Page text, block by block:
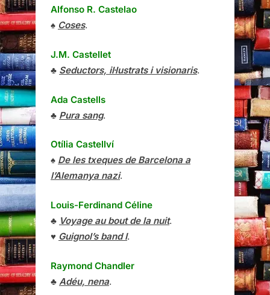
Alfonso R. Castelao
♠ Coses.
J.M. Castellet
♣ Seductors, il·lustrats i visionaris.
Ada Castells
♣ Pura sang.
Otília Castellví
♠ De les txeques de Barcelona a
l’Alemanya nazi.
Louis-Ferdinand Céline
♣ Voyage au bout de la nuit.
♥ Guignol’s band I.
Raymond Chandler
♣ Adéu, nena.